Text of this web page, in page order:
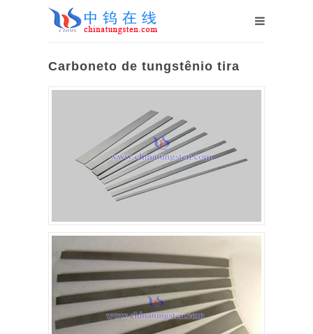
Carboneto de tungstênio tira